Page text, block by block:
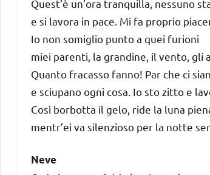
Quest’è un’ora tranquilla, nessuno
e si lavora in pace. Mi fa proprio
Io non somiglio punto a quei furioni
miei parenti, la grandine, il vento, gli
Quanto fracasso fanno! Par che ci
e sciupano ogni cosa. Io sto zitto e
Così borbotta il gelo, ride la luna
mentr’ei va silenzioso per la notte
Neve